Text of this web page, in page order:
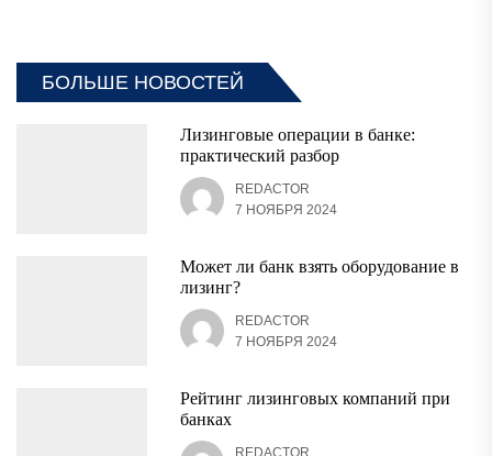
БОЛЬШЕ НОВОСТЕЙ
Лизинговые операции в банке:
практический разбор
REDACTOR
7 НОЯБРЯ 2024
Может ли банк взять оборудование в
лизинг?
REDACTOR
7 НОЯБРЯ 2024
Рейтинг лизинговых компаний при
банках
REDACTOR